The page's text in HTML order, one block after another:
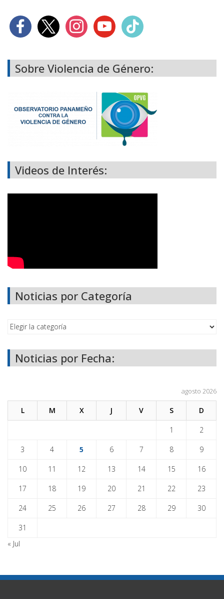
Sobre Violencia de Género:
Videos de Interés:
Noticias por Categoría
Noticias por Fecha:
agosto 2026
L M X J V S D
1 2
3 4 5 6 7 8 9
10 11 12 13 14 15 16
17 18 19 20 21 22 23
24 25 26 27 28 29 30
31
« Jul